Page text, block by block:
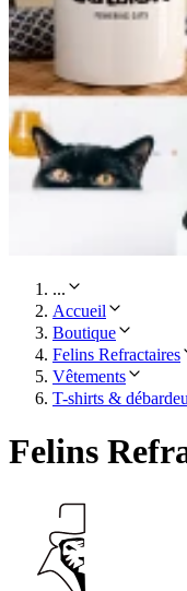
...
Accueil
Boutique
Felins Refractaires
Vêtements
T-shirts &
Felins